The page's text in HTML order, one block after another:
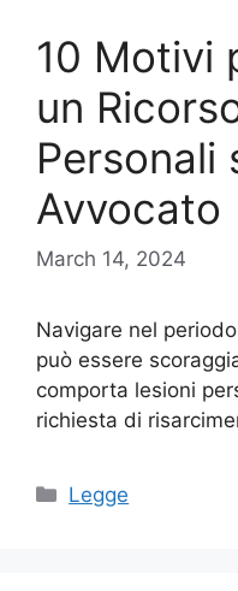
10 Motivi
un
Personali
Avvocato
March 14, 2024
Navigare nel
può essere
comporta lesioni
richiesta di
Categories
Legge